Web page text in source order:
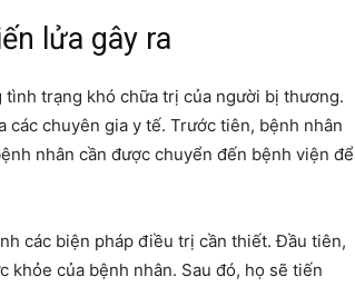
lửa gây ra
trạng khó chữa trị của người bị thương.
chuyên gia y tế. Trước tiên, bệnh nhân
nhân cần được chuyển đến bệnh viện để
các biện pháp điều trị cần thiết. Đầu tiên,
của bệnh nhân. Sau đó, họ sẽ tiến